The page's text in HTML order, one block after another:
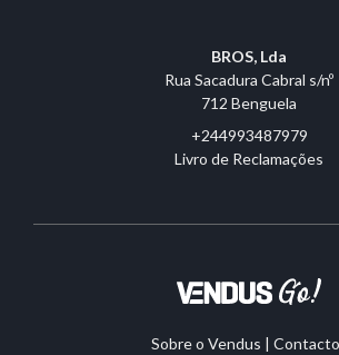
BROS, Lda
Rua Sacadura Cabral s/nº
712 Benguela
+244993487979
Livro de Reclamações
Sobre o Vendus |